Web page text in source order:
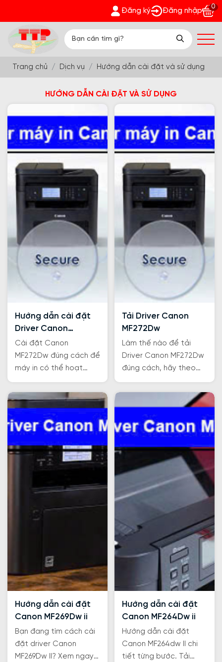
- Nhận quà bất ngờ Đón Hè Sang chi tiết tại 'Khuyến Mãi'
Đăng ký Đăng nhập
0
Trang chủ Dịch vụ Hướng dẫn cài đặt và sử dụng
HƯỚNG DẪN CÀI ĐẶT VÀ SỬ DỤNG
Hướng dẫn cài đặt
Driver Canon
MF272Dw
Cài đặt Canon
MF272Dw đúng cách để
máy in có thể hoạt
động ổn định và tương
thích với máy tính, cùng
hiện ngay thôi nhé.
Tải Driver Canon
MF272Dw
Làm thế nào để tải
Driver Canon MF272Dw
đúng cách, hãy theo
dõi và thực hiện theo
hướng dẫn của Trường
Thịnh Phát nhé!
Hướng dẫn cài đặt
Canon MF269Dw ii
Bạn đang tìm cách cài
đặt driver Canon
MF269Dw II? Xem ngay
Hướng dẫn cài đặt
Canon MF264Dw ii
Hướng dẫn cài đặt
Canon MF264dw II chi
tiết từng bước. Tải